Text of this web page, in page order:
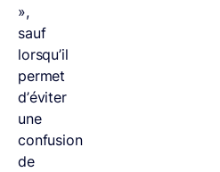
»,
sauf
lorsqu’il
permet
d’éviter
une
confusion
de